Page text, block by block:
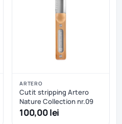
ARTERO
Cutit stripping Artero
Nature Collection nr.09
100,00 lei